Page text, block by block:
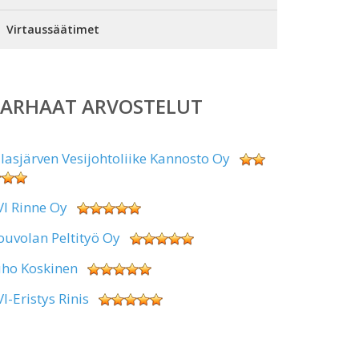
Virtaussäätimet
ARVOSTELUT
Vesijohtoliike Kannosto Oy
Rinne Oy
Peltityö Oy
Koskinen
Eristys Rinis